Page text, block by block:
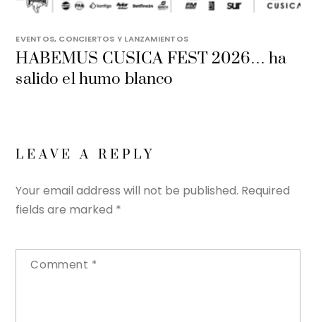
EVENTOS, CONCIERTOS Y LANZAMIENTOS
HABEMUS CUSICA FEST 2026… ha
salido el humo blanco
LEAVE A REPLY
Your email address will not be published. Required
fields are marked *
Comment *